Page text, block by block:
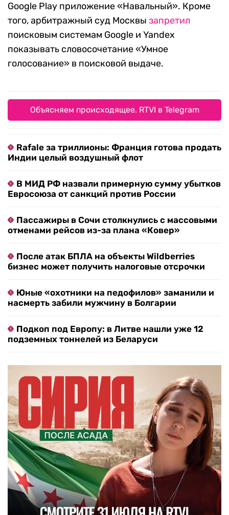
Google Play приложение «Навальный». Кроме
того, арбитражный суд Москвы запретил
поисковым системам Google и Yandex
показывать словосочетание «Умное
голосование» в поисковой выдаче.
Объясняем происходящее. RTVI в Telegram
Rafale за триллионы: Франция готова продать
Индии целый воздушный флот
В МИД РФ назвали примерную сумму убытков
Евросоюза от санкций против России
Пассажиры в Сочи столкнулись с массовыми
отменами рейсов из-за плана «Ковер»
После атак БПЛА на объекты Wildberries
бизнес может получить налоговые отсрочки
Юные «охотники на педофилов» заманили и
насмерть забили мужчину в Болгарии
Подкоп под Европу: в Литве нашли уже 12
подземных тоннелей из Беларуси